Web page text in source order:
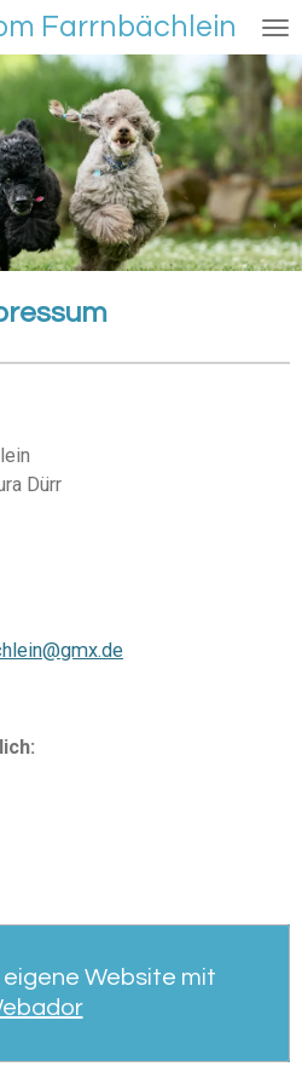
Farrnbächlein
Dürr
Website mit